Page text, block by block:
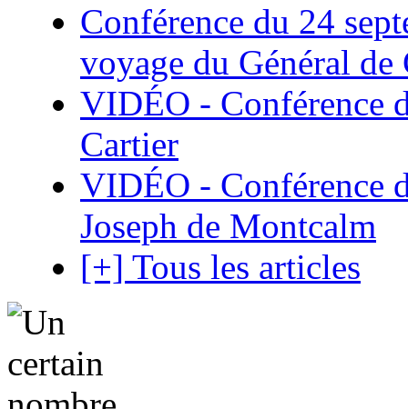
Conférence du 24
voyage du Général
VIDÉO - Conférence
Cartier
VIDÉO - Conférence
Joseph de Montcalm
[+] Tous les articles